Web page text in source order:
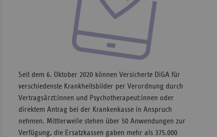
Seit dem 6. Oktober 2020 können Versicherte DiGA für
verschiedenste Krankheitsbilder per Verordnung durch
Vertragsärzt:innen und Psychotherapeut:innen oder
direktem Antrag bei der Krankenkasse in Anspruch
nehmen. Mittlerweile stehen über 50 Anwendungen zur
Verfügung, die Ersatzkassen gaben mehr als 375.000